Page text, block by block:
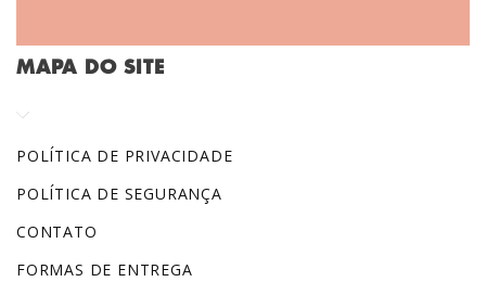
MAPA DO SITE
POLÍTICA DE PRIVACIDADE
POLÍTICA DE SEGURANÇA
CONTATO
FORMAS DE ENTREGA